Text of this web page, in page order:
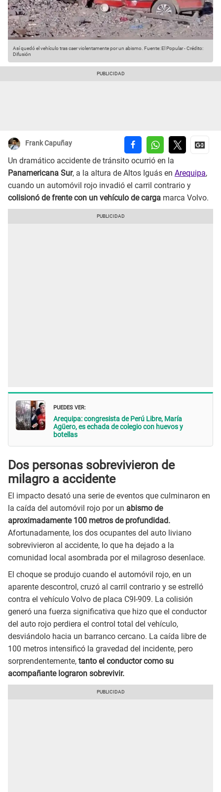
Así quedó el vehículo tras caer violentamente por un abismo. Fuente: El Popular-Crédito:
Difusión
Frank Capuñay
Un dramático accidente de tránsito ocurrió en la
Panamericana Sur, a la altura de Altos Iguás en Arequipa,
cuando un automóvil rojo invadió el carril contrario y
colisionó de frente con un vehículo de carga marca Volvo.
PUEDES VER:
Arequipa: congresista de Perú Libre, María
Agüero, es echada de colegio con huevos y
botellas
Dos personas sobrevivieron de
milagro a accidente
El impacto desató una serie de eventos que culminaron en
la caída del automóvil rojo por un abismo de
aproximadamente 100 metros de profundidad.
Afortunadamente, los dos ocupantes del auto liviano
sobrevivieron al accidente, lo que ha dejado a la
comunidad local asombrada por el milagroso desenlace.
El choque se produjo cuando el automóvil rojo, en un
aparente descontrol, cruzó al carril contrario y se estrelló
contra el vehículo Volvo de placa C9I-909. La colisión
generó una fuerza significativa que hizo que el conductor
del auto rojo perdiera el control total del vehículo,
desviándolo hacia un barranco cercano. La caída libre de
100 metros intensificó la gravedad del incidente, pero
sorprendentemente, tanto el conductor como su
acompañante lograron sobrevivir.